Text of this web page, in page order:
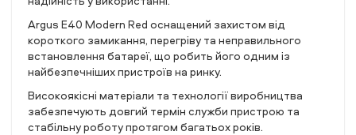
Argus E40 Modern Red оснащений захистом від
короткого замикання, перегріву та неправильного
встановлення батареї, що робить його одним із
найбезпечніших пристроїв на ринку.
Високоякісні матеріали та технології виробництва
забезпечують довгий термін служби пристрою та
стабільну роботу протягом багатьох років.